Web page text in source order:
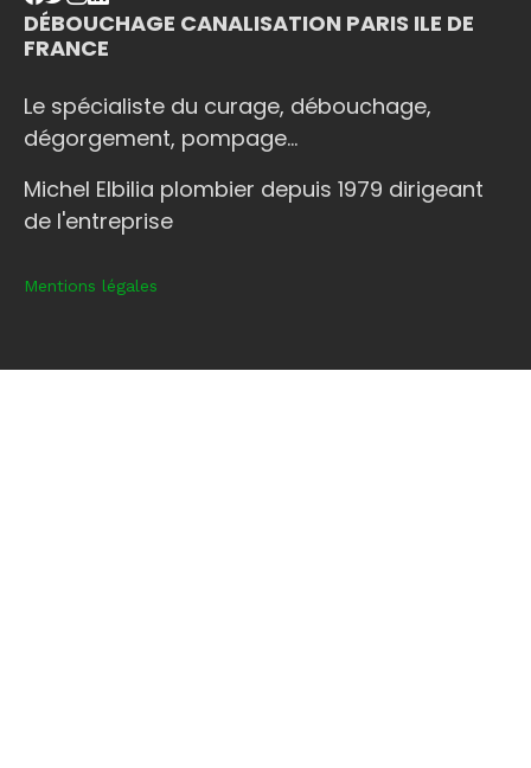
DÉBOUCHAGE CANALISATION PARIS ILE DE
FRANCE
Le spécialiste du curage, débouchage,
dégorgement, pompage...
Michel Elbilia plombier depuis 1979 dirigeant
de l'entreprise
Mentions légales